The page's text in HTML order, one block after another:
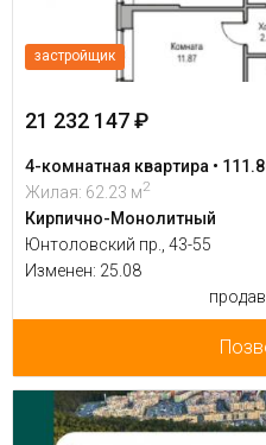
застройщик
21 232 147 ₽
4-комнатная квартира •
Жилая: 62.23 м2
Кирпично-Монолитный
Юнтоловский пр., 43-55
Изменен: 25.08